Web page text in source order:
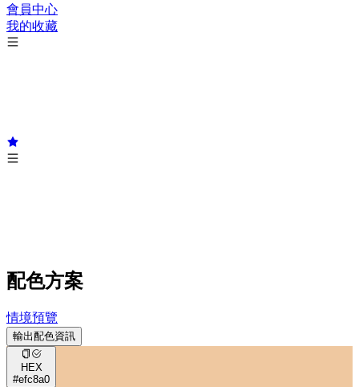
會員中心
我的收藏
配色方案
情境預覽
輸出配色資訊
HEX
#efc8a0